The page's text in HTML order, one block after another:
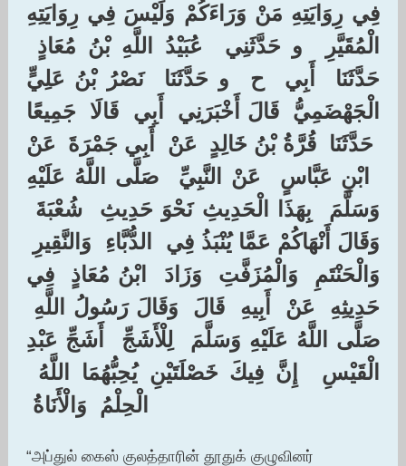
‏فِي رِوَايَتِهِ مَنْ وَرَاءَكُمْ وَلَيْسَ فِي رِوَايَتِهِ
الْمُقَيَّرِ ‏ ‏و حَدَّثَنِي ‏ ‏عُبَيْدُ اللَّهِ بْنُ مُعَاذٍ ‏
‏حَدَّثَنَا ‏ ‏أَبِي ‏ ‏ح ‏ ‏و حَدَّثَنَا ‏ ‏نَصْرُ بْنُ عَلِيٍّ
الْجَهْضَمِيُّ ‏ ‏قَالَ أَخْبَرَنِي ‏ ‏أَبِي ‏ ‏قَالَا ‏ ‏جَمِيعًا
‏ ‏حَدَّثَنَا ‏ ‏قُرَّةُ بْنُ خَالِدٍ ‏ ‏عَنْ ‏ ‏أَبِي جَمْرَةَ ‏ ‏عَنْ
‏ ‏ابْنِ عَبَّاسٍ ‏ ‏عَنْ النَّبِيِّ ‏ ‏صَلَّى اللَّهُ عَلَيْهِ
وَسَلَّمَ ‏ ‏بِهَذَا الْحَدِيثِ نَحْوَ حَدِيثِ ‏ ‏شُعْبَةَ ‏
‏وَقَالَ أَنْهَاكُمْ عَمَّا يُنْبَذُ فِي ‏ ‏الدُّبَّاءِ ‏ ‏وَالنَّقِيرِ ‏
‏وَالْحَنْتَمِ ‏ ‏وَالْمُزَفَّتِ ‏ ‏وَزَادَ ‏ ‏ابْنُ مُعَاذٍ ‏ ‏فِي
حَدِيثِهِ ‏ ‏عَنْ ‏ ‏أَبِيهِ ‏ ‏قَالَ ‏ ‏وَقَالَ رَسُولُ اللَّهِ ‏
‏صَلَّى اللَّهُ عَلَيْهِ وَسَلَّمَ ‏ ‏لِلْأَشَجِّ ‏ ‏أَشَجِّ عَبْدِ
الْقَيْسِ ‏ ‏إِنَّ فِيكَ خَصْلَتَيْنِ يُحِبُّهُمَا اللَّهُ ‏
‏الْحِلْمُ ‏ ‏وَالْأَنَاةُ ‏
“அப்துல் கைஸ் குலத்தாரின் தூதுக் குழுவினர்